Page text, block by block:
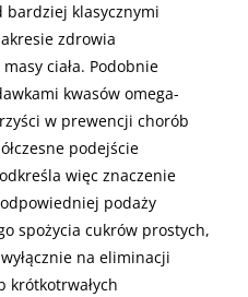
bardziej klasycznymi
zdrowia
ciała. Podobnie
kwasów omega-
w prewencji chorób
podejście
więc znaczenie
podaży
spożycia cukrów prostych,
na eliminacji
krótkotrwałych